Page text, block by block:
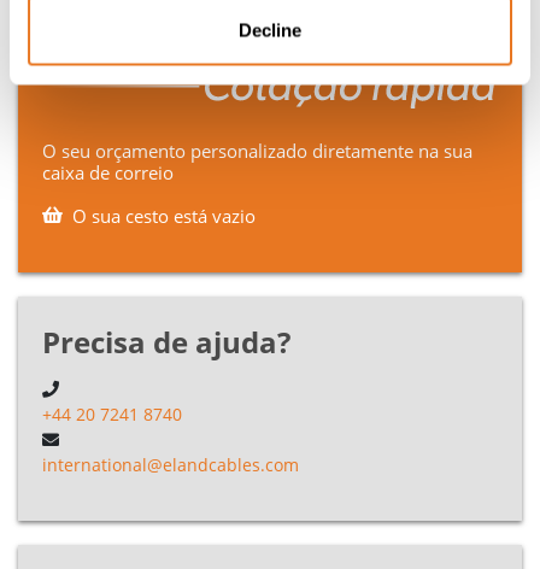
Decline
O seu orçamento personalizado diretamente na sua
caixa de correio
O sua cesto está vazio
Precisa de ajuda?
+44 20 7241 8740
international@elandcables.com